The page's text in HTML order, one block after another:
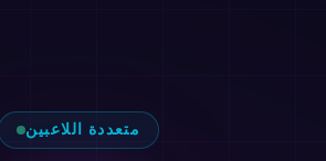
متعددة اللاعبين